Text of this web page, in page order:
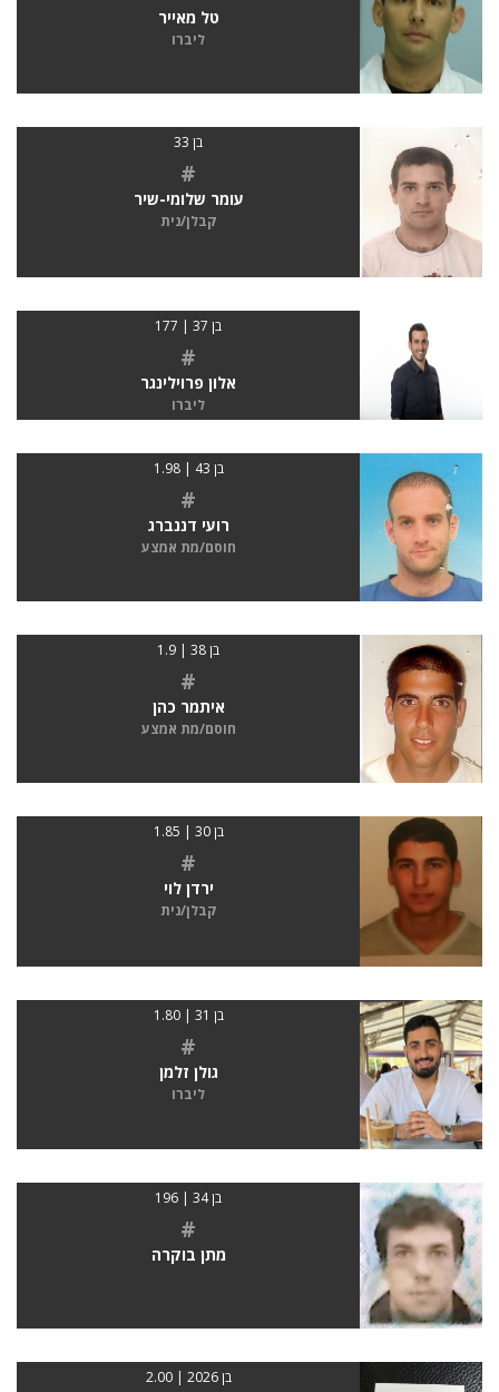
טל מאייר
ליברו
בן 33
#
עומר שלומי-שיר
קבלן/נית
בן 37 | 177
#
אלון פרוילינגר
ליברו
בן 43 | 1.98
#
רועי דננברג
חוסם/מת אמצע
בן 38 | 1.9
#
איתמר כהן
חוסם/מת אמצע
בן 30 | 1.85
#
ירדן לוי
קבלן/נית
בן 31 | 1.80
#
גולן זלמן
ליברו
בן 34 | 196
#
מתן בוקרה
בן 2026 | 2.00